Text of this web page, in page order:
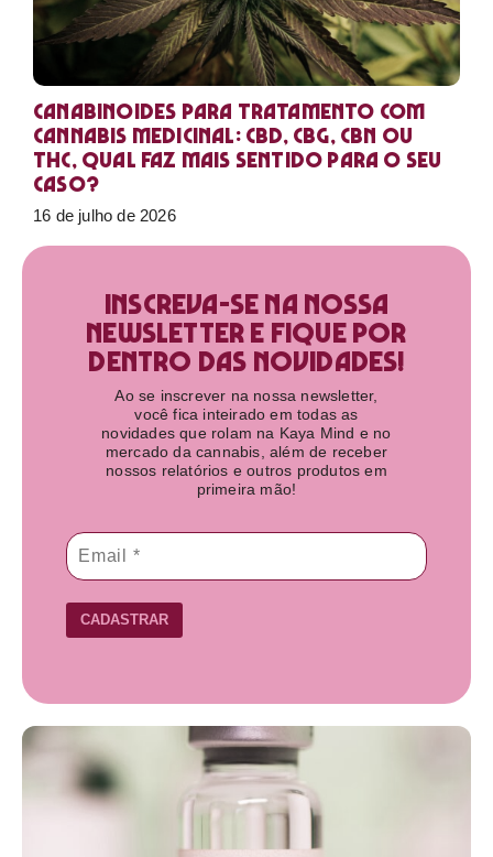
Canabinoides para tratamento com
cannabis medicinal: CBD, CBG, CBN ou
THC, qual faz mais sentido para o seu
caso?
16 de julho de 2026
Inscreva-se na nossa
newsletter e fique por
dentro das novidades!​
Ao se inscrever na nossa newsletter,
você fica inteirado em todas as
novidades que rolam na Kaya Mind e no
mercado da cannabis, além de receber
nossos relatórios e outros produtos em
primeira mão!
CADASTRAR